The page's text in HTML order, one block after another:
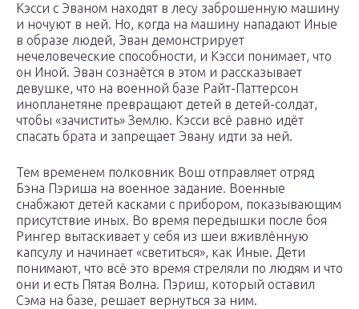
Кэсси c Эваном находят в лесу заброшенную машину
и ночуют в ней. Но, когда на машину нападают Иные
в образе людей, Эван демонстрирует
нечеловеческие способности, и Кэсси понимает, что
он Иной. Эван сознаётся в этом и рассказывает
девушке, что на военной базе Райт-Паттерсон
инопланетяне превращают детей в детей-солдат,
чтобы «зачистить» Землю. Кэсси всё равно идёт
спасать брата и запрещает Эвану идти за ней.
Тем временем полковник Вош отправляет отряд
Бэна Пэриша на военное задание. Военные
снабжают детей касками с прибором, показывающим
присутствие иных. Во время передышки после боя
Рингер вытаскивает у себя из шеи вживлённую
капсулу и начинает «светиться», как Иные. Дети
понимают, что всё это время стреляли по людям и что
они и есть Пятая Волна. Пэриш, который оставил
Сэма на базе, решает вернуться за ним.